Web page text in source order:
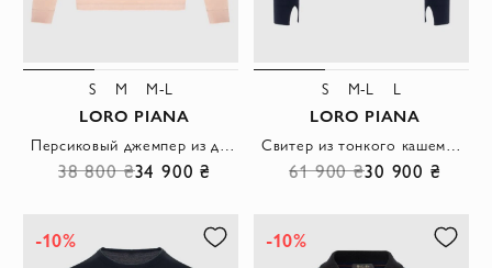
S M M-L
LORO PIANA
38 800 ₴34 900 ₴
S M-L L
LORO PIANA
61 900 ₴30 900 ₴
-10% -10%